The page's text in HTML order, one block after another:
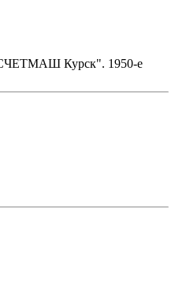
Курск". 1950-е